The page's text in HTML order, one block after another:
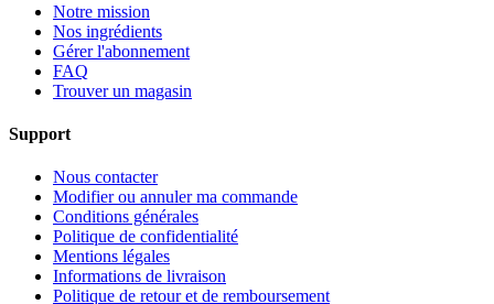
Notre mission
Nos ingrédients
Gérer l'abonnement
FAQ
Trouver un magasin
Support
Nous contacter
Modifier ou annuler ma commande
Conditions générales
Politique de confidentialité
Mentions légales
Informations de livraison
Politique de retour et de remboursement